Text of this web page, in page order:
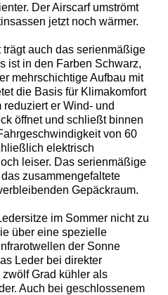
Der Airscarf umströmt
jetzt noch wärmer.
auch das serienmäßige
ist in den Farben Schwarz,
mehrschichtige Aufbau mit
die Basis für Klimakomfort
er Wind- und
öffnet und schließt binnen
von 60
elektrisch
leiser. Das serienmäßige
zusammengefaltete
Gepäckraum.
im Sommer nicht zu
über eine spezielle
der Sonne
Leder bei direkter
Grad kühler als
Auch bei geschlossenem